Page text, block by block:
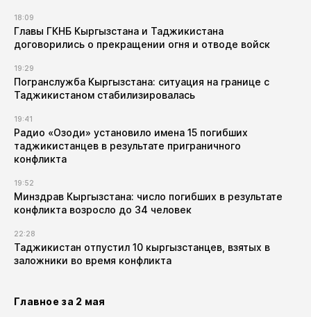
18:09
Главы ГКНБ Кыргызстана и Таджикистана
договорились о прекращении огня и отводе войск
19:29
Погранслужба Кыргызстана: ситуация на границе с
Таджикистаном стабилизировалась
19:41
Радио «Озоди» установило имена 15 погибших
таджикистанцев в результате приграничного
конфликта
19:52
Минздрав Кыргызстана: число погибших в результате
конфликта возросло до 34 человек
22:28
Таджикистан отпустил 10 кыргызстанцев, взятых в
заложники во время конфликта
Главное за 2 мая